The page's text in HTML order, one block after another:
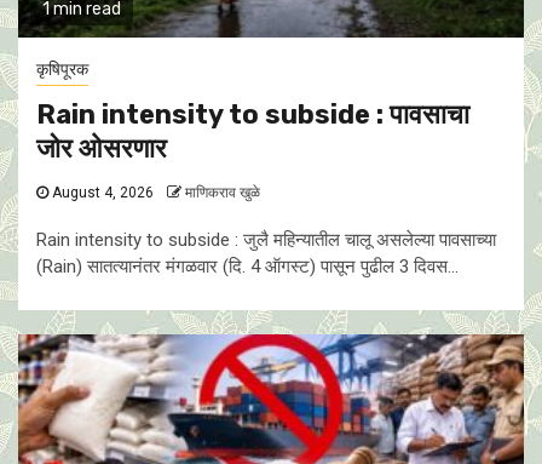
1 min read
कृषिपूरक
Rain intensity to subside : पावसाचा
जोर ओसरणार
August 4, 2026 माणिकराव खुळे
Rain intensity to subside : जुलै महिन्यातील चालू असलेल्या पावसाच्या
(Rain) सातत्यानंतर मंगळवार (दि. 4 ऑगस्ट) पासून पुढील 3 दिवस...